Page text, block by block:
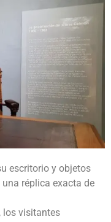
escritorio y objetos
réplica exacta de
los visitantes